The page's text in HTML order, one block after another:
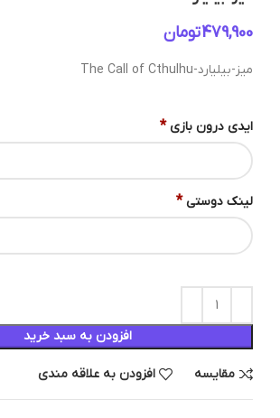
تومان
میز-بیلیارد-The Call of Cthulhu
ایدی درون بازی *
لینک دوستی *
افزودن به سبد خرید
مقایسه افزودن به علاقه مندی